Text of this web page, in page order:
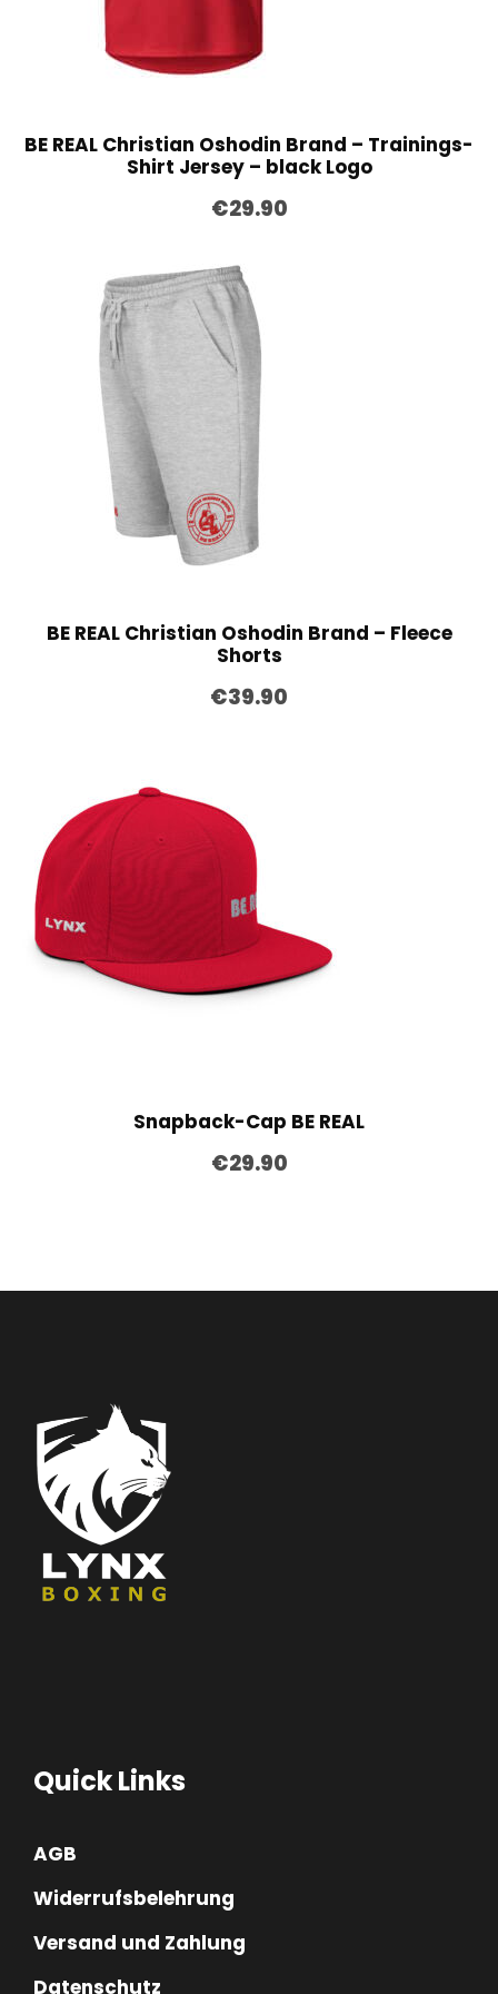
BE REAL Christian Oshodin Brand – Trainings-
Shirt Jersey – black Logo
€29.90
BE REAL Christian Oshodin Brand – Fleece
Shorts
€39.90
Snapback-Cap BE REAL
€29.90
Quick Links
AGB
Widerrufsbelehrung
Versand und Zahlung
Datenschutz